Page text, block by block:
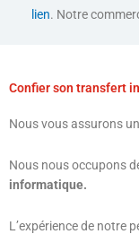
lien. Notre
Confier son transfert
Nous vous assurons un
Nous nous occupons
informatique.
L’expérience de notre